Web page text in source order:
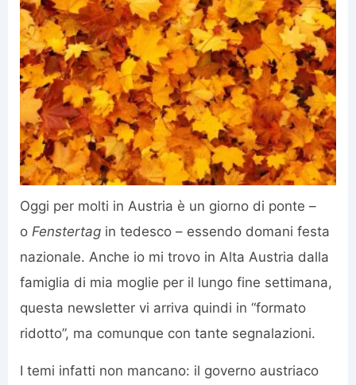
Oggi per molti in Austria è un giorno di ponte –
o Fenstertag in tedesco – essendo domani festa
nazionale. Anche io mi trovo in Alta Austria dalla
famiglia di mia moglie per il lungo fine settimana,
questa newsletter vi arriva quindi in “formato
ridotto”, ma comunque con tante segnalazioni.
I temi infatti non mancano: il governo austriaco